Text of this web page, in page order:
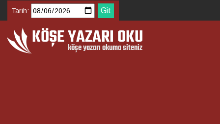
Tarih: